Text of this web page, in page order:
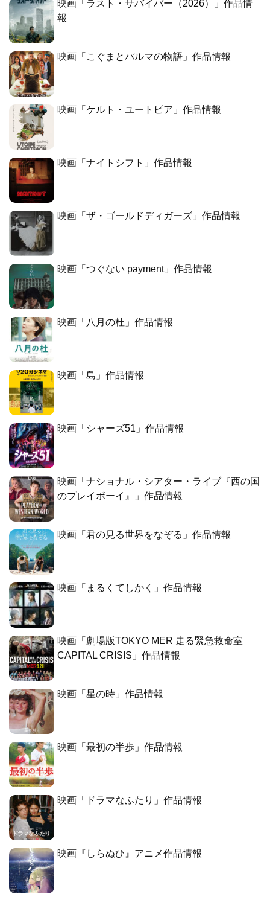
映画「ラスト・サバイバー（2026）」作品情
報
映画「こぐまとパルマの物語」作品情報
映画「ケルト・ユートピア」作品情報
映画「ナイトシフト」作品情報
映画「ザ・ゴールドディガーズ」作品情報
映画「つぐない payment」作品情報
映画「八月の杜」作品情報
映画「島」作品情報
映画「シャーズ51」作品情報
映画「ナショナル・シアター・ライブ『西の国
のプレイボーイ』」作品情報
映画「君の見る世界をなぞる」作品情報
映画「まるくてしかく」作品情報
映画「劇場版TOKYO MER 走る緊急救命室
CAPITAL CRISIS」作品情報
映画「星の時」作品情報
映画「最初の半歩」作品情報
映画「ドラマなふたり」作品情報
映画『しらぬひ』アニメ作品情報